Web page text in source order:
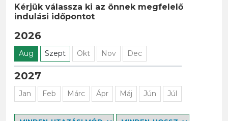
Kérjük válassza ki az önnek megfelelő
indulási időpontot
2026
Aug Szept Okt Nov Dec
2027
Jan Feb Márc Ápr Máj Jún Júl